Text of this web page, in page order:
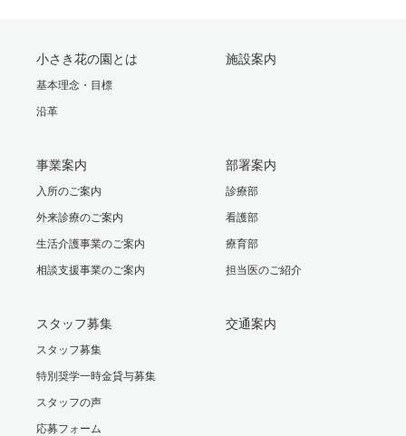
小さき花の園とは
基本理念・目標
沿革
施設案内
事業案内
入所のご案内
外来診療のご案内
生活介護事業のご案内
相談支援事業のご案内
部署案内
診療部
看護部
療育部
担当医のご紹介
スタッフ募集
スタッフ募集
特別奨学一時金貸与募集
スタッフの声
応募フォーム
交通案内